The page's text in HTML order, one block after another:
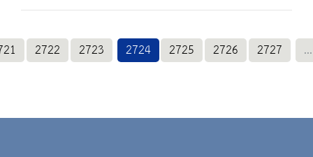
2722 2723 2724 2725 2726 2727 ...